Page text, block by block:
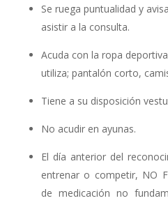
Se ruega puntualidad y
asistir a la consulta.
Acuda con la ropa
utiliza; pantalón corto,
Tiene a su disposición
No acudir en ayunas.
El día anterior del
entrenar o competir, NO
de medicación no